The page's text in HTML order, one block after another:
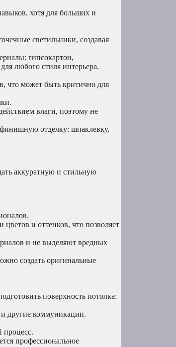
хотя для больших и
светильники, создавая
гипсокартон,
любого стиля интерьера.
что может быть критично для
влаги, поэтому не
отделку: шпаклевку,
аккуратную и стильную
и оттенков, что позволяет
и не выделяют вредных
создать оригинальные
поверхность потолка:
и другие коммуникации.
процесс.
профессиональное